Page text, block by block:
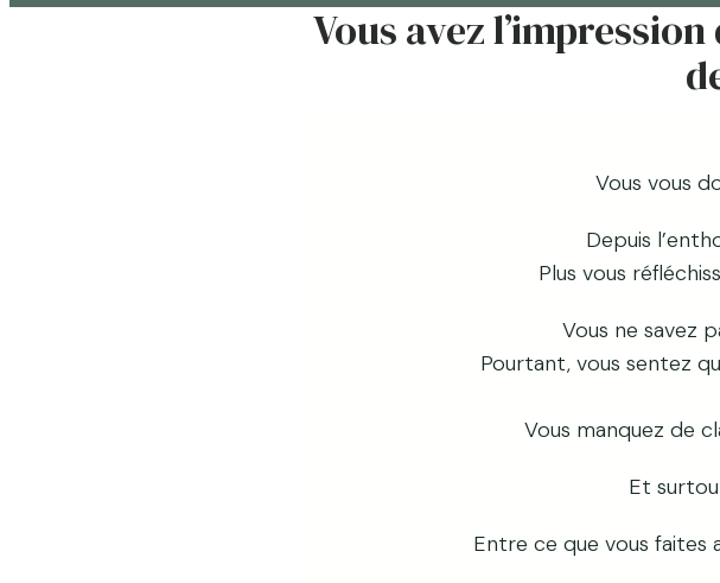
Vous avez
Vous vous
Depuis
Plus vous
Vous ne savez
Pourtant, vous sentez
Vous manquez de
Et
Entre ce que vous faites